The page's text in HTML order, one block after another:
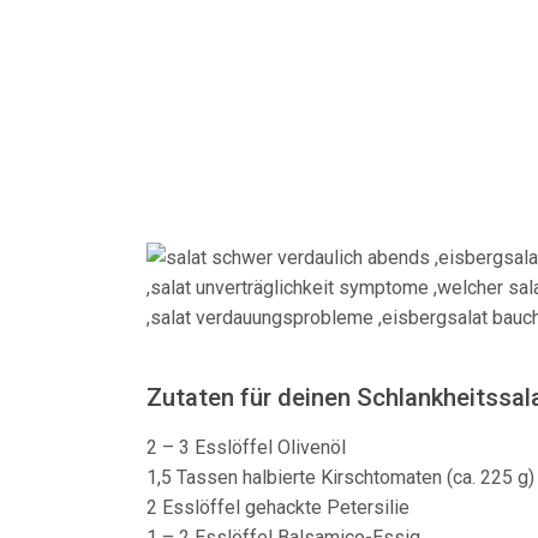
Zutaten für deinen
2 – 3 Esslöffel Olivenöl
1,5 Tassen halbierte Kirschtomaten (ca. 225 g)
2 Esslöffel gehackte Petersilie